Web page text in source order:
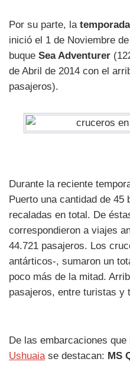
Por su parte, la
inició el 1 de Noviembre
buque Sea Adventurer
de Abril de 2014 con el
pasajeros).
Durante la reciente
Puerto una cantidad de 45
recaladas en total. De
correspondieron a viajes
44.721 pasajeros. Los
antárticos-, sumaron un
poco más de la mitad.
pasajeros, entre turistas y
De las embarcaciones
Ushuaiase destacan: MS